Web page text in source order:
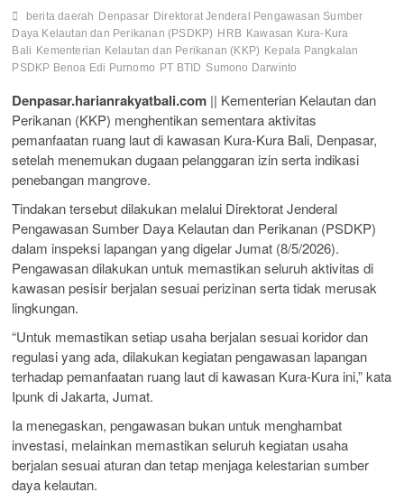
berita daerah Denpasar Direktorat Jenderal Pengawasan Sumber
Daya Kelautan dan Perikanan (PSDKP) HRB Kawasan Kura-Kura
Bali Kementerian Kelautan dan Perikanan (KKP) Kepala Pangkalan
PSDKP Benoa Edi Purnomo PT BTID Sumono Darwinto
Denpasar.harianrakyatbali.com || Kementerian Kelautan dan
Perikanan (KKP) menghentikan sementara aktivitas
pemanfaatan ruang laut di kawasan Kura-Kura Bali, Denpasar,
setelah menemukan dugaan pelanggaran izin serta indikasi
penebangan mangrove.
Tindakan tersebut dilakukan melalui Direktorat Jenderal
Pengawasan Sumber Daya Kelautan dan Perikanan (PSDKP)
dalam inspeksi lapangan yang digelar Jumat (8/5/2026).
Pengawasan dilakukan untuk memastikan seluruh aktivitas di
kawasan pesisir berjalan sesuai perizinan serta tidak merusak
lingkungan.
“Untuk memastikan setiap usaha berjalan sesuai koridor dan
regulasi yang ada, dilakukan kegiatan pengawasan lapangan
terhadap pemanfaatan ruang laut di kawasan Kura-Kura ini,” kata
Ipunk di Jakarta, Jumat.
Ia menegaskan, pengawasan bukan untuk menghambat
investasi, melainkan memastikan seluruh kegiatan usaha
berjalan sesuai aturan dan tetap menjaga kelestarian sumber
daya kelautan.